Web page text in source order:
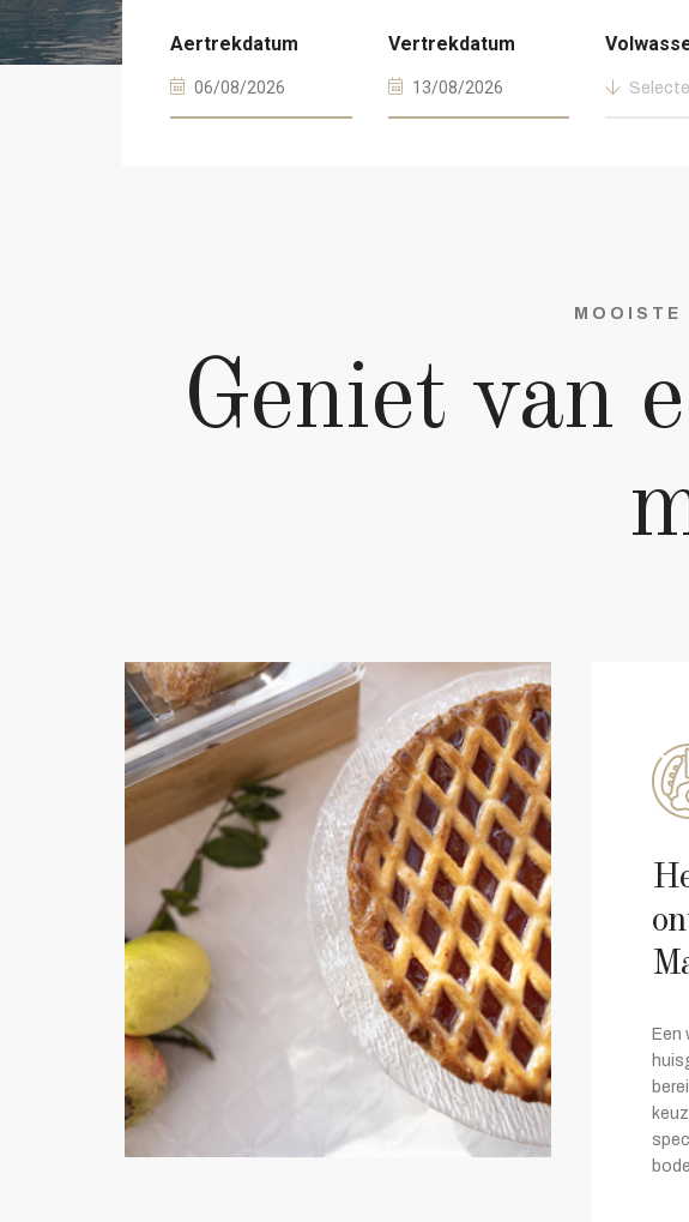
Aertrekdatum Vertrekdatum
Geniet van
La colazione
salentina
Lorem ipsum dolor sit amet,
consectetur adipisicing elit, sed do
eiusmod tempor incididunt ut labore et
dolore magna..
Een